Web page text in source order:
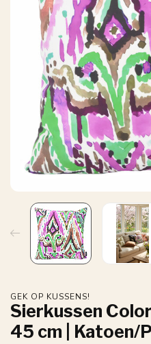
GEK OP KUSSENS!
Sierkussen
45 cm | Katoen/